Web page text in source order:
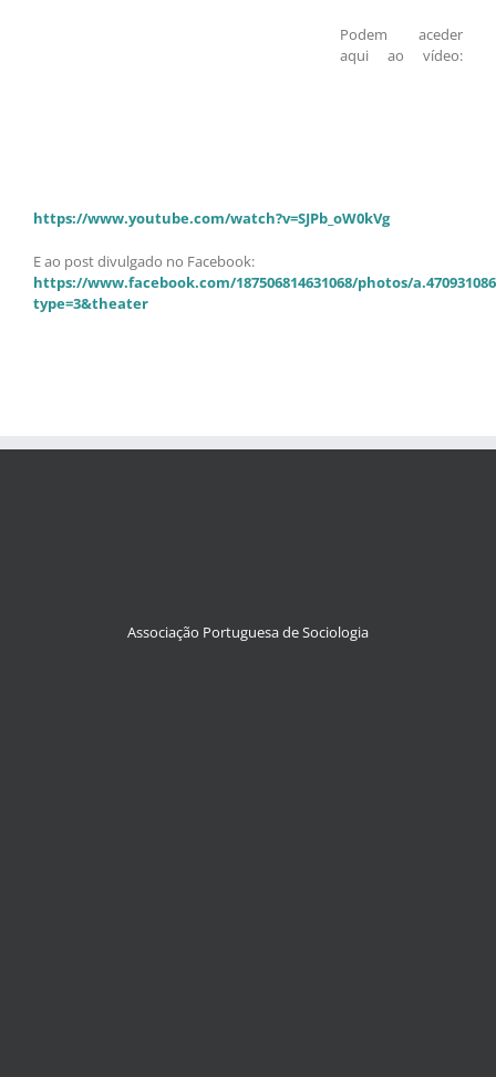
Podem aceder
aqui ao vídeo:
https://www.youtube.com/watch?v=SJPb_oW0kVg
E ao post divulgado no Facebook:
https://www.facebook.com/187506814631068/photos/
type=3&theater
Associação Portuguesa de Sociologia